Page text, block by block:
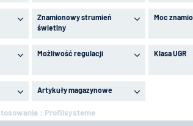
Znamionowy strumień
świetlny
Moc
Możliwość regulacji Klasa UGR
Artykuły magazynowe
: Profilsysteme